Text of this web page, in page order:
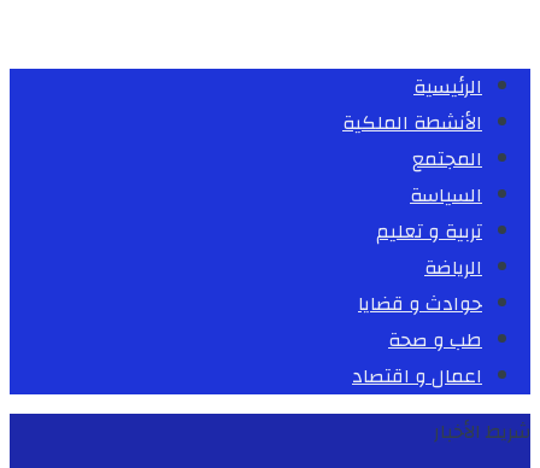
الرئيسية
الأنشطة الملكية
المجتمع
السياسة
تربية و تعليم
الرياضة
حوادث و قضايا
طب و صحة
اعمال و اقتصاد
شريط الأخبار